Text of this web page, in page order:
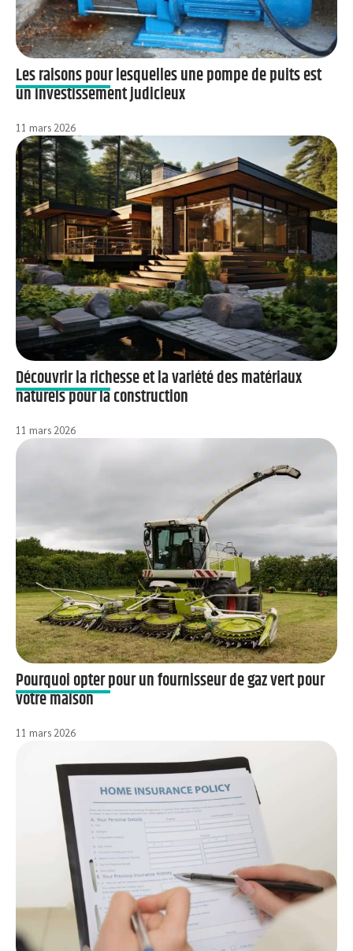
Les raisons pour lesquelles une pompe de puits est
un investissement judicieux
11 mars 2026
Découvrir la richesse et la variété des matériaux
naturels pour la construction
11 mars 2026
Pourquoi opter pour un fournisseur de gaz vert pour
votre maison
11 mars 2026